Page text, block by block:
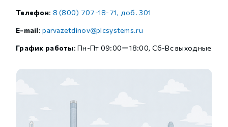
Телефон: 8 (800) 707-18-71, доб. 301
E-mail:parvazetdinov@plcsystems.ru
График работы: Пн-Пт 09:00ー18:00, Сб-Вс выходные